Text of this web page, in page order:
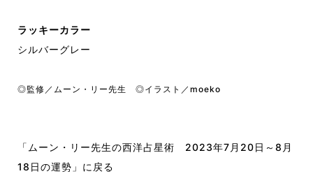
ラッキーカラー
シルバーグレー
◎監修／ムーン・リー先生 ◎イラスト／moeko
「ムーン・リー先生の西洋占星術 2023年7月20日～8月
18日の運勢」に戻る